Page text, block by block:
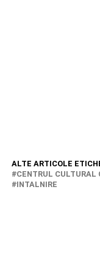
ALTE ARTICOLE
CENTRUL CULTURAL
INTALNIRE